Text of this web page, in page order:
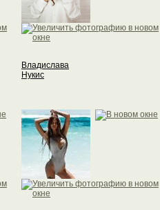
Владислава
Нукис